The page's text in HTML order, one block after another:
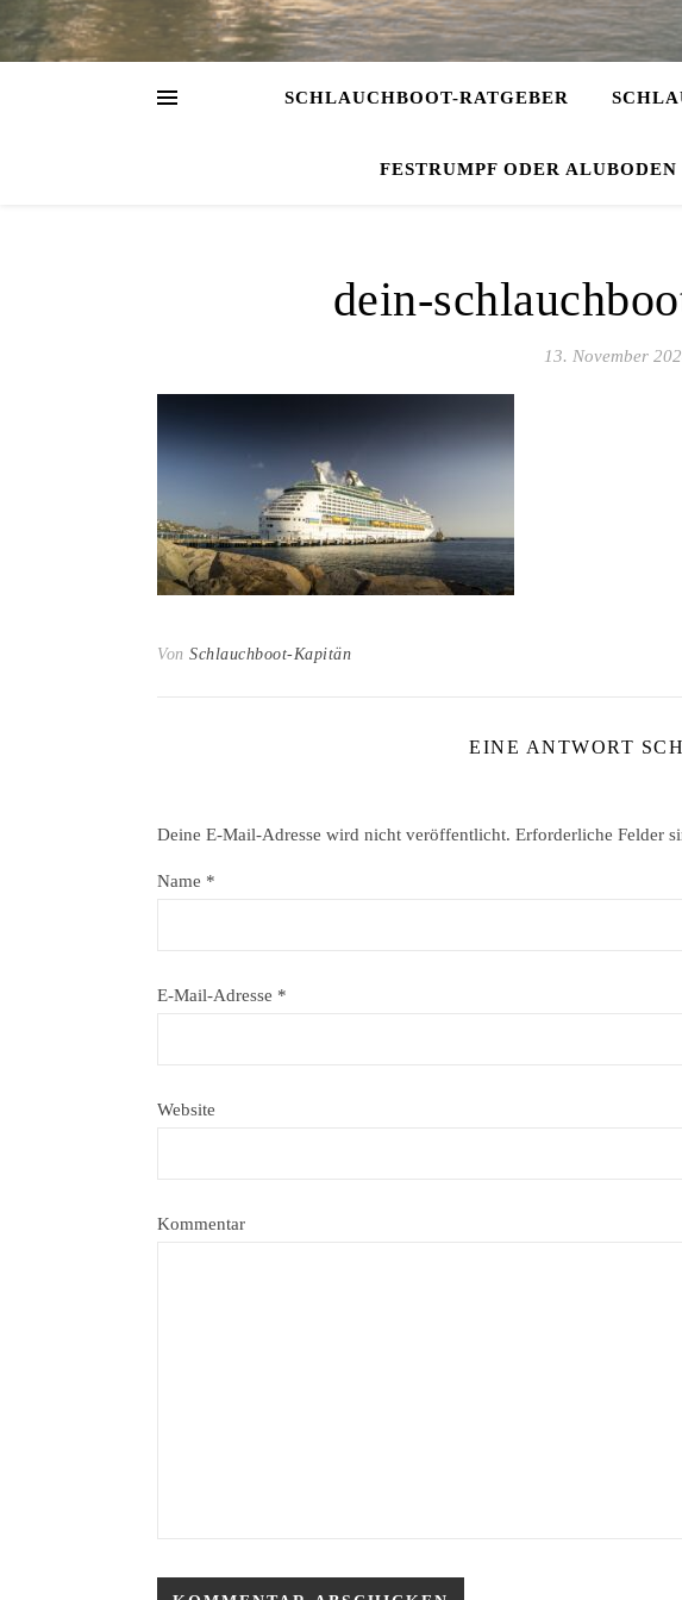
SCHLAUCHBOOT-RATGEBER
FESTRUMPF ODER ALUBODEN
dein-
13. November
Von Schlauchboot-Kapitän
EINE ANTWORT
Deine E-Mail-Adresse wird nicht veröffentlicht. Erforderliche Felder
Name *
E-Mail-Adresse *
Website
Kommentar